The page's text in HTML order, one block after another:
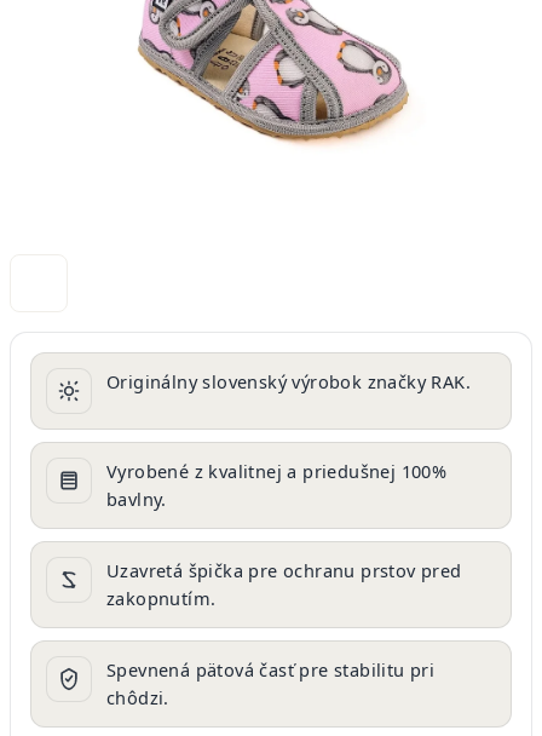
Originálny slovenský výrobok značky RAK.
Vyrobené z kvalitnej a priedušnej 100%
bavlny.
Uzavretá špička pre ochranu prstov pred
zakopnutím.
Spevnená pätová časť pre stabilitu pri
chôdzi.